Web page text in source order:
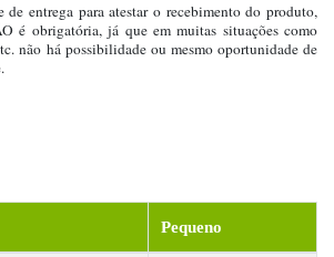
entrega para atestar o recebimento do produto,
é obrigatória, já que em muitas situações como
não há possibilidade ou mesmo oportunidade de
Pequeno